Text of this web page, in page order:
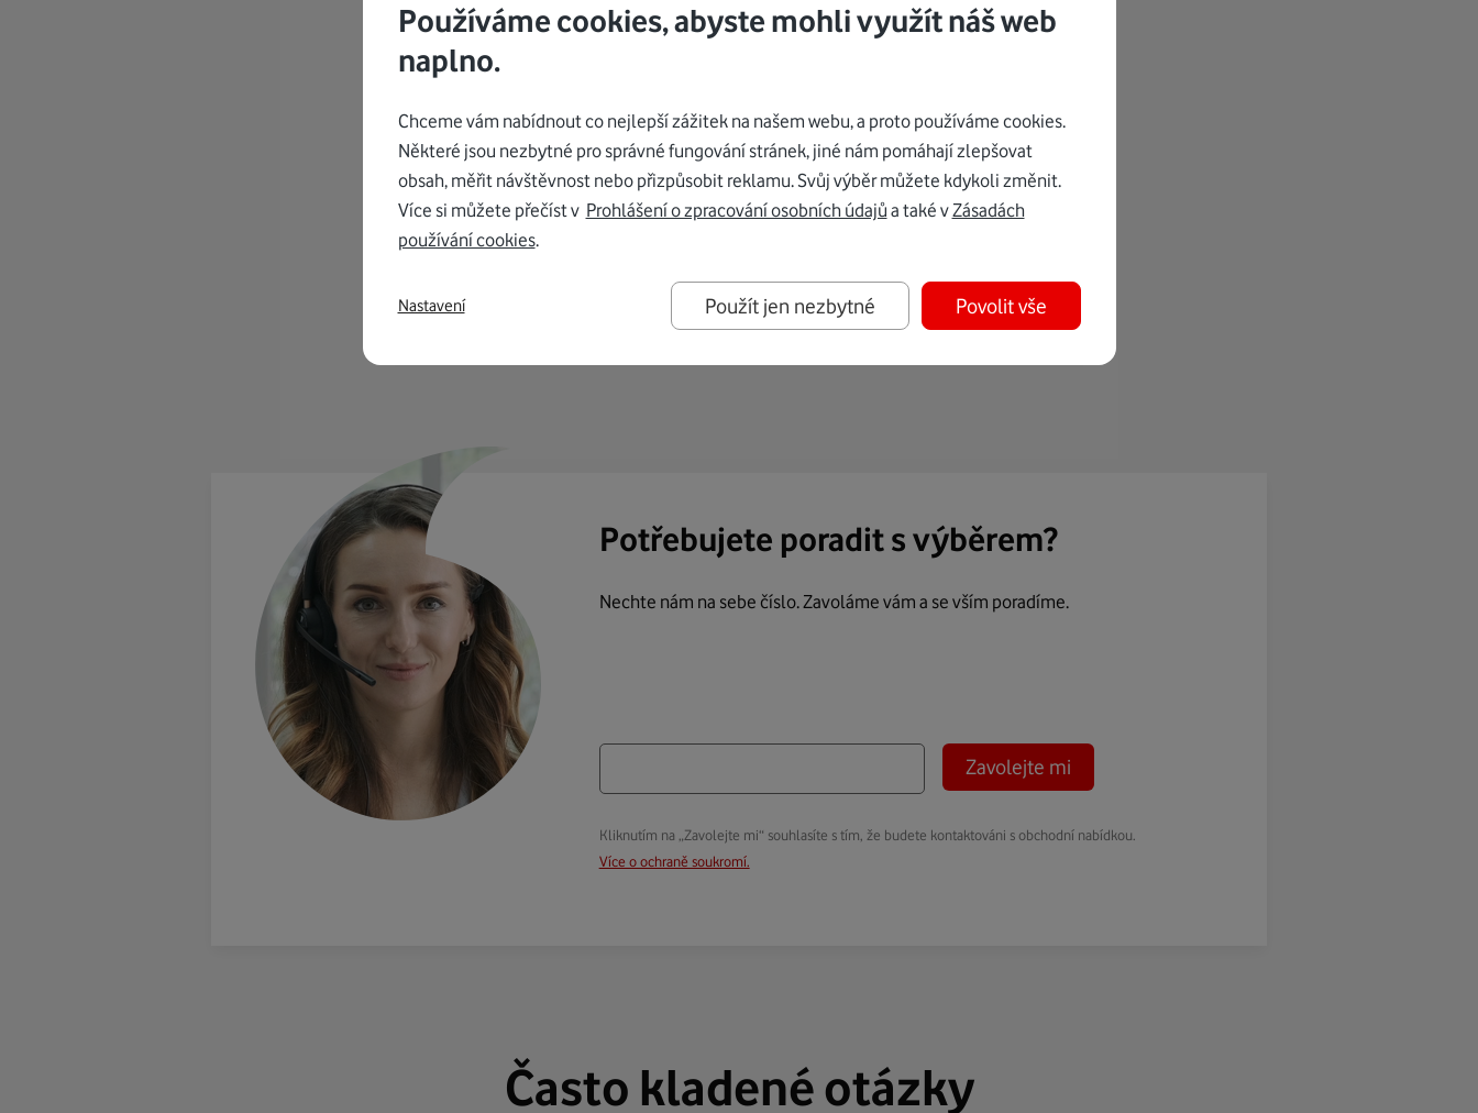
K internetu vám dáme Vodafone TV již
od 150 Kč měsíčně
Potřebujete poradit s výběrem?
Nechte nám na sebe číslo. Zavoláme vám a se vším poradíme.
Zavolejte mi
Kliknutím na „Zavolejte mi“ souhlasíte s tím, že budete kontaktováni s obchodní nabídkou.
Více o ochraně soukromí.
Často kladené otázky
Používáme cookies, abyste mohli využít náš web
naplno.
Chceme vám nabídnout co nejlepší zážitek na našem webu, a proto používáme cookies.
Některé jsou nezbytné pro správné fungování stránek, jiné nám pomáhají zlepšovat
obsah, měřit návštěvnost nebo přizpůsobit reklamu. Svůj výběr můžete kdykoli změnit.
Více si můžete přečíst v Prohlášení o zpracování osobních údajů a také vZásadách
používání cookies.
Použít jen nezbytné Povolit vše
Nastavení